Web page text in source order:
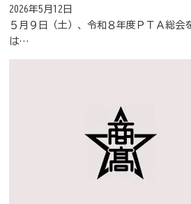
2026年5月12日
５月９日（土）、令和８年度ＰＴＡ総会
は…